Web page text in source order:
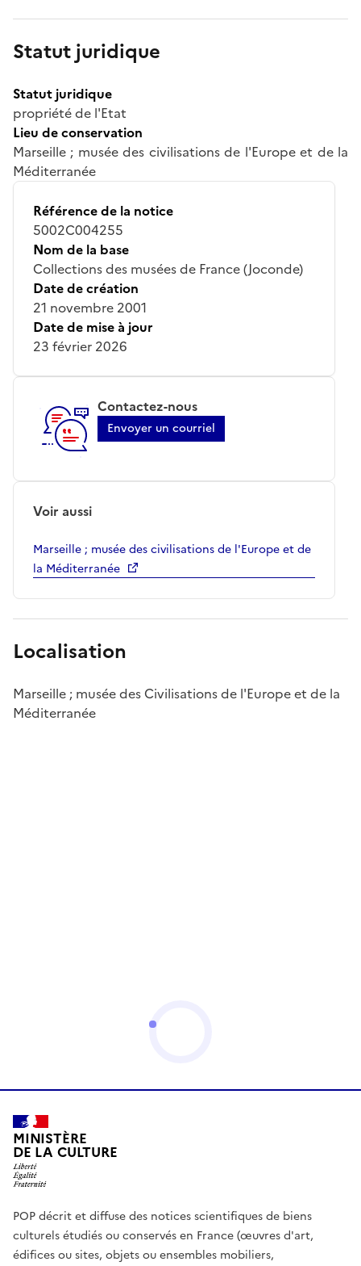
Statut juridique
Statut juridique
propriété de l'Etat
Lieu de conservation
Marseille ; musée des civilisations de l'Europe et de la
Méditerranée
Référence de la notice
5002C004255
Nom de la base
Collections des musées de France (Joconde)
Date de création
21 novembre 2001
Date de mise à jour
23 février 2026
Contactez-nous
Envoyer un courriel
Voir aussi
Marseille ; musée des civilisations de l'Europe et de
la Méditerranée
Localisation
Marseille ; musée des Civilisations de l'Europe et de la
Méditerranée
MINISTÈRE
DE LA CULTURE
POP décrit et diffuse des notices scientifiques de biens
culturels étudiés ou conservés en France (œuvres d'art,
édifices ou sites, objets ou ensembles mobiliers,